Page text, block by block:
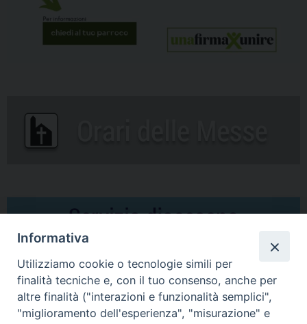
Comunicati Stampa
Informativa
Utilizziamo cookie o tecnologie simili per
finalità tecniche e, con il tuo consenso, anche per
altre finalità ("interazioni e funzionalità semplici",
"miglioramento dell'esperienza", "misurazione" e